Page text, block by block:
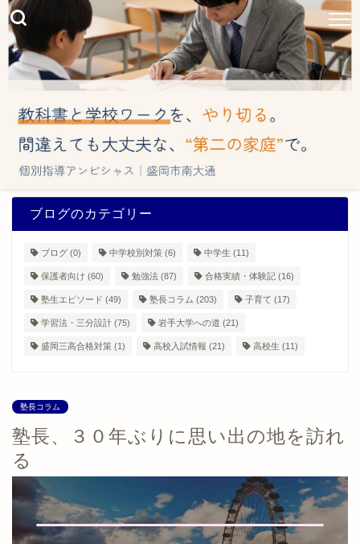
ブログのカテゴリー
ブログ (0) 中学校別対策 (6) 中学生 (11)
保護者向け (60) 勉強法 (87) 合格実績・体験記 (16)
塾生エピソード (49) 塾長コラム (203) 子育て (17)
学習法・三分設計 (75) 岩手大学への道 (21)
盛岡三高合格対策 (1) 高校入試情報 (21) 高校生 (11)
塾長コラム
塾長、３０年ぶりに思い出の地を訪れ
る